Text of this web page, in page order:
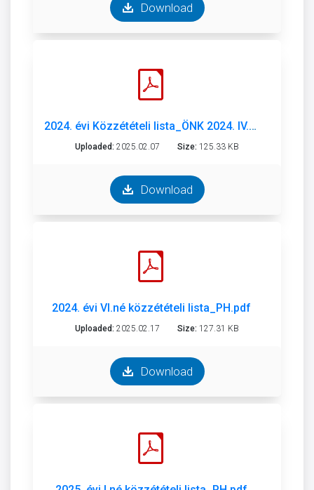
Download
2024. évi Közzétételi lista_ÖNK 2024. IV.né..pdf
Uploaded: 2025.02.07 Size: 125.33 KB
Download
2024. évi VI.né közzétételi lista_PH.pdf
Uploaded: 2025.02.17 Size: 127.31 KB
Download